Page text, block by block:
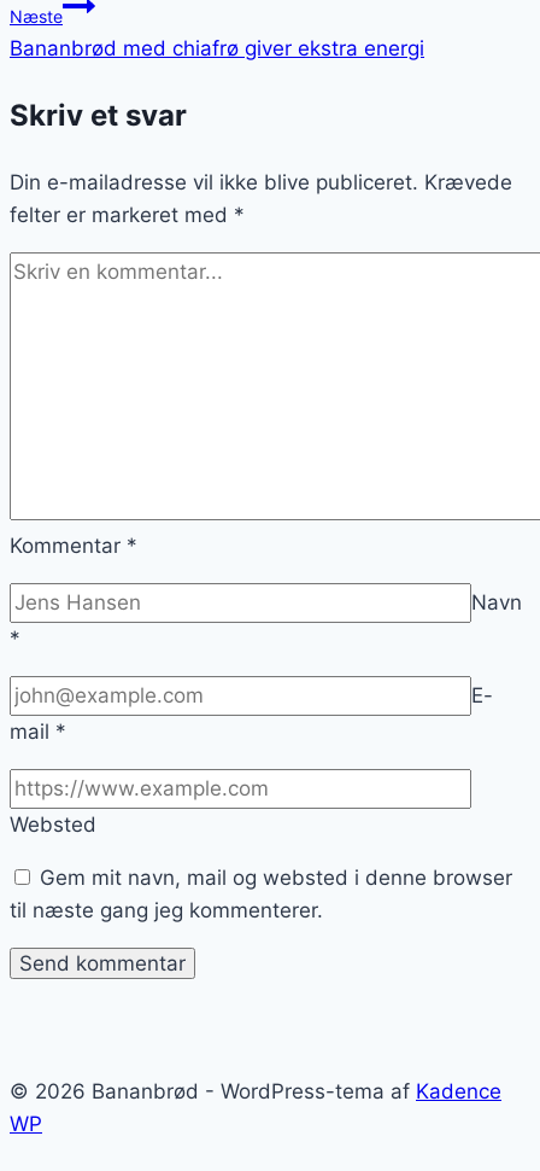
Næste
Bananbrød med chiafrø giver ekstra energi
Skriv et svar
Din e-mailadresse vil ikke blive publiceret. Krævede
felter er markeret med *
Kommentar *
Navn
*
E-
mail *
Websted
Gem mit navn, mail og websted i denne browser
til næste gang jeg kommenterer.
© 2026 Bananbrød - WordPress-tema af Kadence
WP